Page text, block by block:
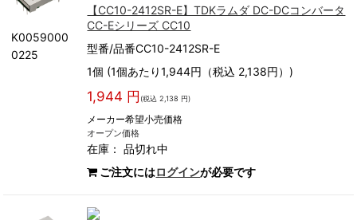
K0059000
0225
【CC10-2412SR-E】TDKラムダ DC-DCコンバータ
CC-Eシリーズ CC10
型番/品番CC10-2412SR-E
1個 (1個あたり1,944円（税込 2,138円）)
1,944 円 (税込 2,138 円)
メーカー希望小売価格
オープン価格
在庫：品切れ中
ご注文にはログインが必要です